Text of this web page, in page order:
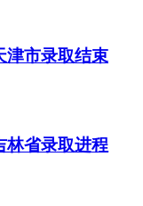
津市录取结束
林省录取进程